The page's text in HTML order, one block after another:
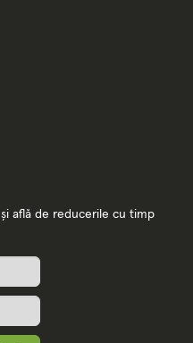
și află de reducerile cu timp